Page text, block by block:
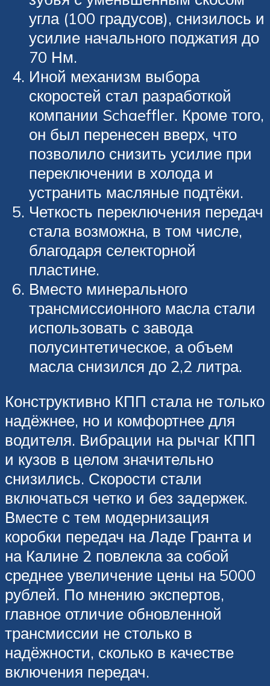
угла (100 градусов), снизилось и
усилие начального поджатия до
70 Нм.
Иной механизм выбора
скоростей стал разработкой
компании Schaeffler. Кроме того,
он был перенесен вверх, что
позволило снизить усилие при
переключении в холода и
устранить масляные подтёки.
Четкость переключения передач
стала возможна, в том числе,
благодаря селекторной
пластине.
Вместо минерального
трансмиссионного масла стали
использовать с завода
полусинтетическое, а объем
масла снизился до 2,2 литра.
Конструктивно КПП стала не только
надёжнее, но и комфортнее для
водителя. Вибрации на рычаг КПП
и кузов в целом значительно
снизились. Скорости стали
включаться четко и без задержек.
Вместе с тем модернизация
коробки передач на Ладе Гранта и
на Калине 2 повлекла за собой
среднее увеличение цены на 5000
рублей. По мнению экспертов,
главное отличие обновленной
трансмиссии не столько в
надёжности, сколько в качестве
включения передач.